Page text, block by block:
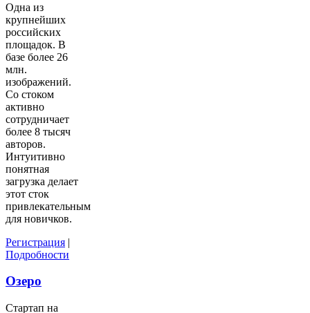
Одна из
крупнейших
российских
площадок. В
базе более 26
млн.
изображений.
Со стоком
активно
сотрудничает
более 8 тысяч
авторов.
Интуитивно
понятная
загрузка делает
этот сток
привлекательным
для новичков.
Регистрация |
Подробности
Озеро
Стартап на